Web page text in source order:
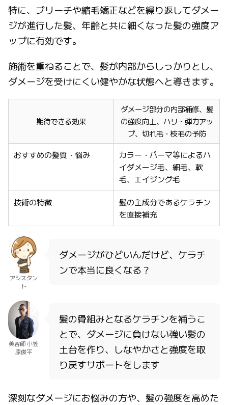
特に、ブリーチや縮毛矯正などを繰り返してダメー
ジが進行した髪、年齢と共に細くなった髪の強度ア
ップに有効です。
施術を重ねることで、髪が内部からしっかりとし、
ダメージを受けにくい健やかな状態へと導きます。
期待できる効果
ダメージ部分の内部補修、髪
の強度向上、ハリ・弾力アッ
プ、切れ毛・枝毛の予防
おすすめの髪質・悩み
カラー・パーマ等によるハ
イダメージ毛、細毛、軟
毛、エイジング毛
技術の特徴
髪の主成分であるケラチン
を直接補充
アシスタン
ト
ダメージがひどいんだけど、ケラチ
ンで本当に良くなる？
美容師 小笠
原俊平
髪の骨組みとなるケラチンを補うこ
とで、ダメージに負けない強い髪の
土台を作り、しなやかさと強度を取
り戻すサポートをします
深刻なダメージにお悩みの方や、髪の強度を高めた